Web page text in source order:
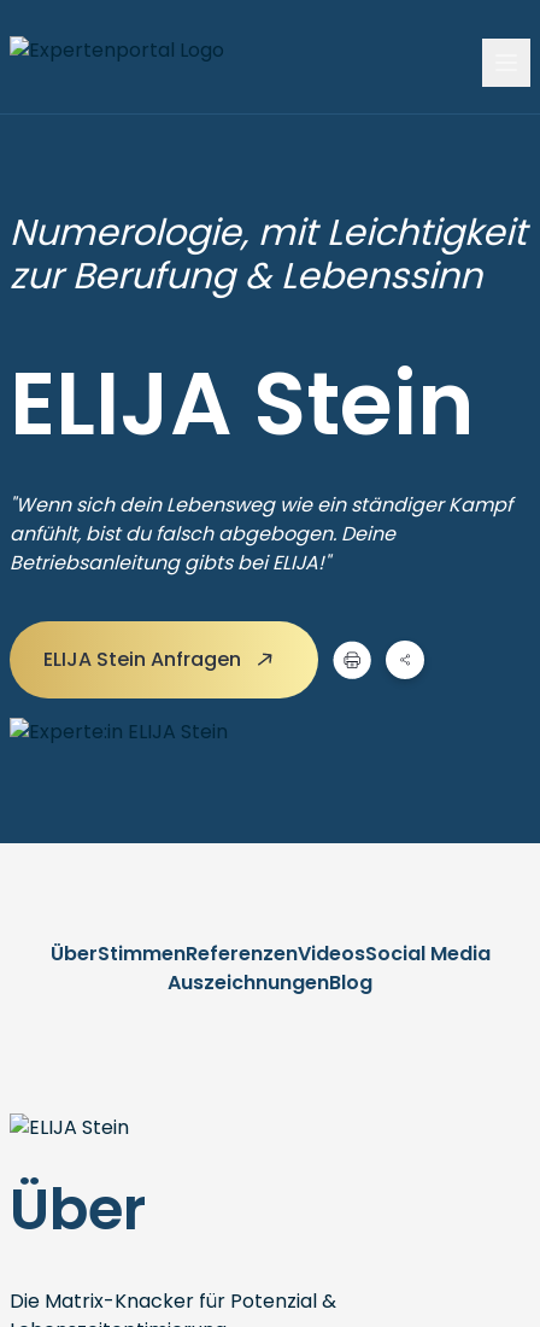
Numerologie, mit Leichtigkeit
zur Berufung & Lebenssinn
ELIJA Stein
"Wenn sich dein Lebensweg wie ein ständiger Kampf
anfühlt, bist du falsch abgebogen. Deine
Betriebsanleitung gibts bei ELIJA!"
ELIJA Stein Anfragen
ÜberStimmenReferenzenVideosSocial Media
AuszeichnungenBlog
Über
Die Matrix-Knacker für Potenzial &